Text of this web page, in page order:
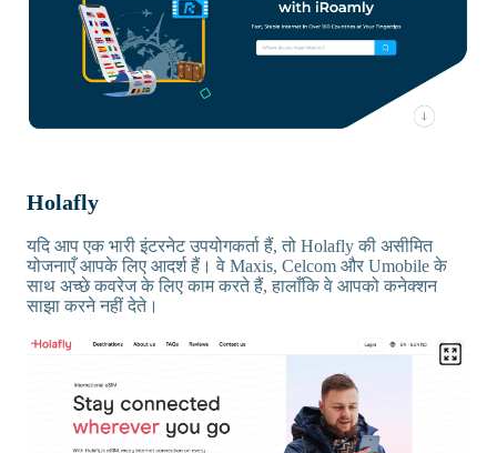
Holafly
यदि आप एक भारी इंटरनेट उपयोगकर्ता हैं, तो Holafly की असीमित
योजनाएँ आपके लिए आदर्श हैं। वे Maxis, Celcom और Umobile के
साथ अच्छे कवरेज के लिए काम करते हैं, हालाँकि वे आपको कनेक्शन
साझा करने नहीं देते।